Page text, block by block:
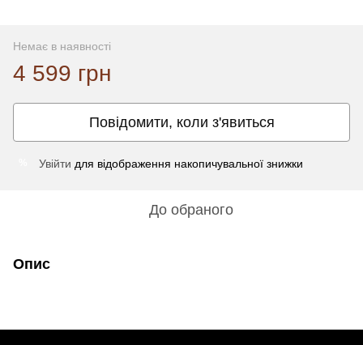
Немає в наявності
4 599 грн
Повідомити, коли з'явиться
Увійти для відображення накопичувальної знижки
До обраного
Опис